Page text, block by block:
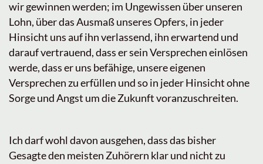
wir gewinnen werden; im Ungewissen über unseren
Lohn, über das Ausmaß unseres Opfers, in jeder
Hinsicht uns auf ihn verlassend, ihn erwartend und
darauf vertrauend, dass er sein Versprechen einlösen
werde, dass er uns befähige, unsere eigenen
Versprechen zu erfüllen und so in jeder Hinsicht ohne
Sorge und Angst um die Zukunft voranzuschreiten.
Ich darf wohl davon ausgehen, dass das bisher
Gesagte den meisten Zuhörern klar und nicht zu